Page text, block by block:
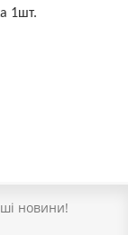
1шт.
новини!